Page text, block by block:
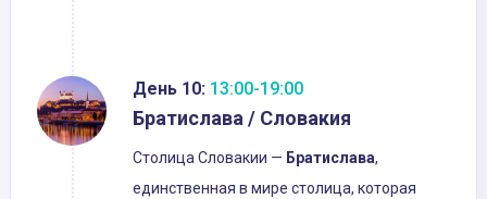
День 10: 13:00-19:00
Братислава / Словакия
Столица Словакии — Братислава,
единственная в мире столица, которая